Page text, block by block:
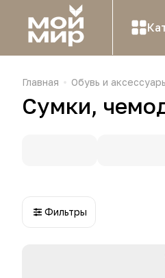
Главная Обувь и
Сумки,
Фильтры